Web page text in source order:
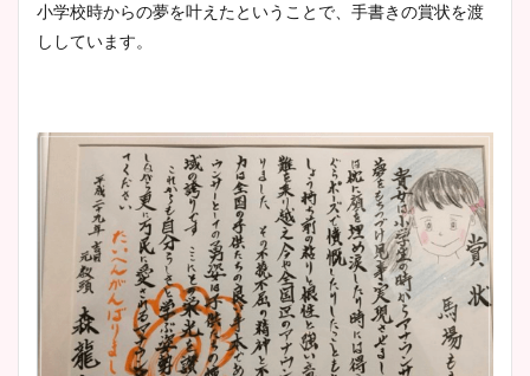
小学校時からの夢を叶えたということで、手書きの賞状を渡
ししています。